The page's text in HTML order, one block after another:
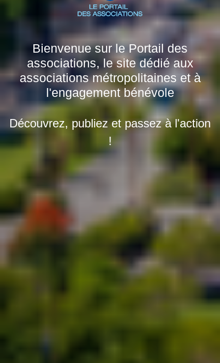
Bienvenue sur le Portail des
associations, le site dédié aux
associations métropolitaines et à
l'engagement bénévole
Découvrez, publiez et passez à l'action
!